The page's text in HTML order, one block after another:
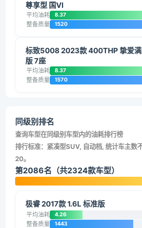
尊享型 国VI
平均油耗 8.37
整备质量 1520
标致5008 2023款 400THP 挚爱
版 7座
平均油耗 8.37
整备质量 1570
同级别排名
查询车型在同级别车型内的油耗排行榜
排行标准：紧凑型SUV, 自动档, 统计车主数
20。
第2086名（共2324款车型）
极睿 2017款 1.6L 标准版
平均油耗 4.26
整备质量 1443